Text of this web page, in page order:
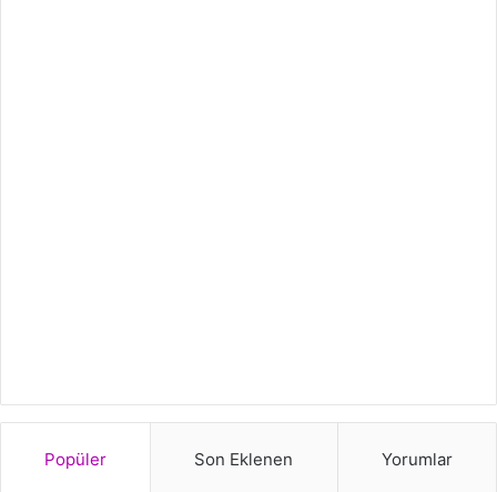
Popüler Son Eklenen Yorumlar